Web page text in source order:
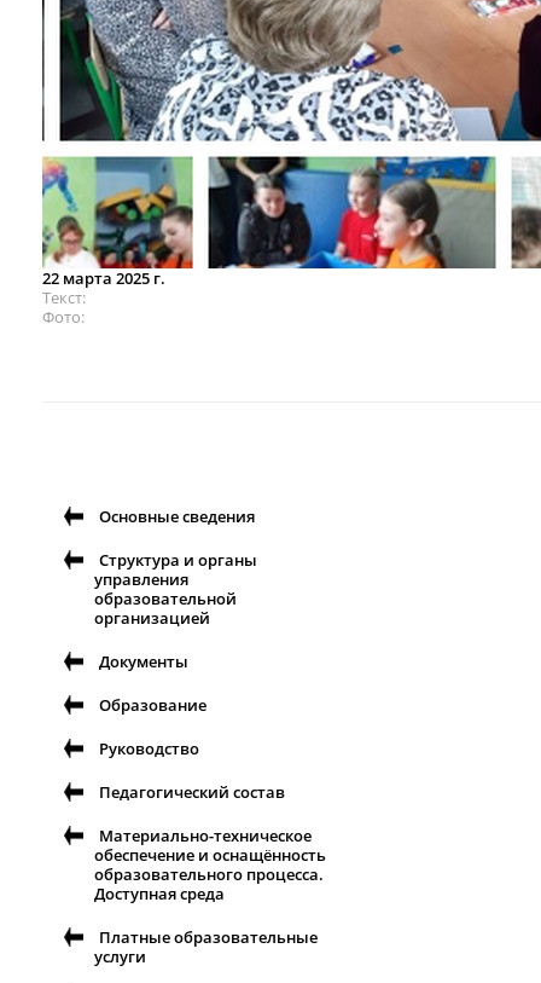
22 марта 2025 г.
Текст
Фото
Основные сведения
Структура и органы
управления
образовательной
организацией
Документы
Образование
Руководство
Педагогический состав
Материально-техническое
обеспечение и оснащённость
образовательного процесса.
Доступная среда
Платные образовательные
услуги